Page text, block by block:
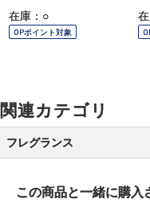
在庫：○
OPポイント対象
関連カテゴリ
フレグランス
この商品と一緒に購入